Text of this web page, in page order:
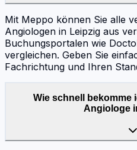
Mit Meppo können Sie alle
Angiologen in Leipzig aus
Buchungsportalen wie
vergleichen. Geben Sie
Fachrichtung und Ihren
Wie schnell bekomme
Angiologe